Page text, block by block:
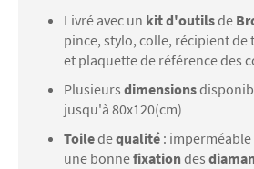
Livré avec un kit d'outilsde
pince, stylo, colle, récipient de
et plaquette de référence des
Plusieurs dimensions
jusqu'à 80x120(cm)
Toiledequalité : imperméable
une bonnefixationdes